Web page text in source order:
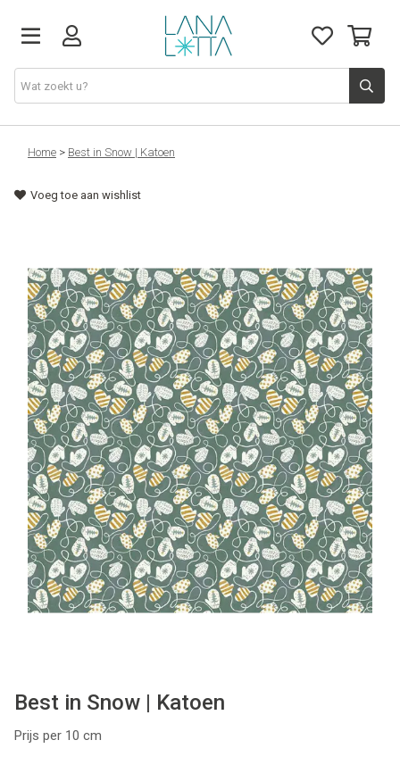
Stoffen
Fournituren
Patronen
Naaimachines
Workshops
Tips & tricks
Cadeaubon
Solden
Contact
Home > Best in Snow | Katoen
Voeg toe aan wishlist
Best in Snow | Katoen
Prijs per 10 cm